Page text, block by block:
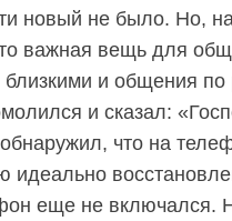
новый не было. Но,
важная вещь для
и общения по
и сказал:
что на
идеально
еще не включался.